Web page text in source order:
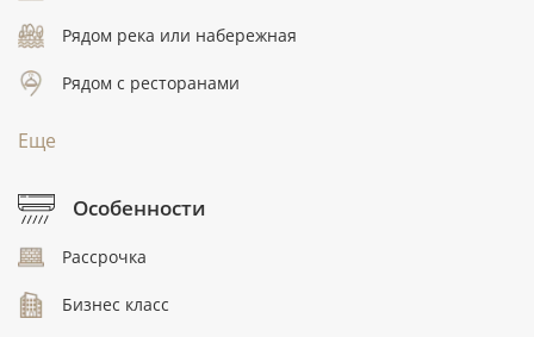
Рядом река или набережная
Рядом с ресторанами
Еще
Особенности
Рассрочка
Бизнес класс